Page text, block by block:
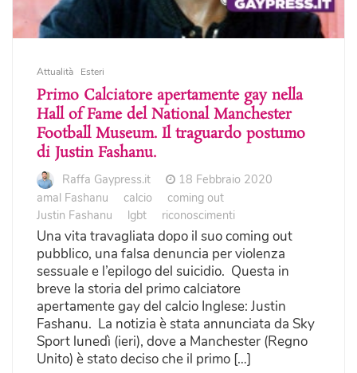
Attualità Esteri
Primo Calciatore apertamente gay nella
Hall of Fame del National Manchester
Football Museum. Il traguardo postumo
di Justin Fashanu.
Raffa Gaypress.it
18 Febbraio 2020
amal Fashanu
calcio
coming out
Justin Fashanu
lgbt riconoscimenti
Una vita travagliata dopo il suo coming out
pubblico, una falsa denuncia per violenza
sessuale e l’epilogo del suicidio. Questa in
breve la storia del primo calciatore
apertamente gay del calcio Inglese: Justin
Fashanu. La notizia è stata annunciata da Sky
Sport lunedì (ieri), dove a Manchester (Regno
Unito) è stato deciso che il primo […]